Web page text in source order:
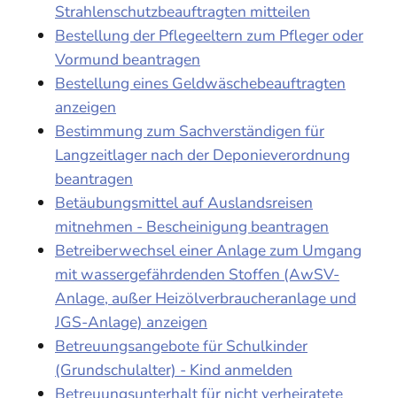
Strahlenschutzbeauftragten mitteilen
Bestellung der Pflegeeltern zum Pfleger oder
Vormund beantragen
Bestellung eines Geldwäschebeauftragten
anzeigen
Bestimmung zum Sachverständigen für
Langzeitlager nach der Deponieverordnung
beantragen
Betäubungsmittel auf Auslandsreisen
mitnehmen - Bescheinigung beantragen
Betreiberwechsel einer Anlage zum Umgang
mit wassergefährdenden Stoffen (AwSV-
Anlage, außer Heizölverbraucheranlage und
JGS-Anlage) anzeigen
Betreuungsangebote für Schulkinder
(Grundschulalter) - Kind anmelden